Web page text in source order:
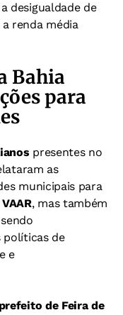
desigualdade de
renda média
Bahia
para
presentes no
as
municipais para
, mas também
políticas de
e
de Feira de